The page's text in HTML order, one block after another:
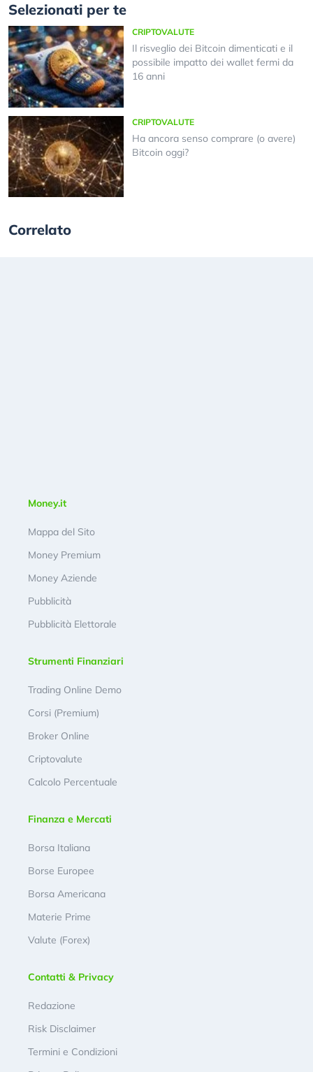
Selezionati per te
CRIPTOVALUTE
Il risveglio dei Bitcoin dimenticati e il
possibile impatto dei wallet fermi da
16 anni
CRIPTOVALUTE
Ha ancora senso comprare (o avere)
Bitcoin oggi?
Correlato
Money.it
Mappa del Sito
Money Premium
Money Aziende
Pubblicità
Pubblicità Elettorale
Strumenti Finanziari
Trading Online Demo
Corsi (Premium)
Broker Online
Criptovalute
Calcolo Percentuale
Finanza e Mercati
Borsa Italiana
Borse Europee
Borsa Americana
Materie Prime
Valute (Forex)
Contatti & Privacy
Redazione
Risk Disclaimer
Termini e Condizioni